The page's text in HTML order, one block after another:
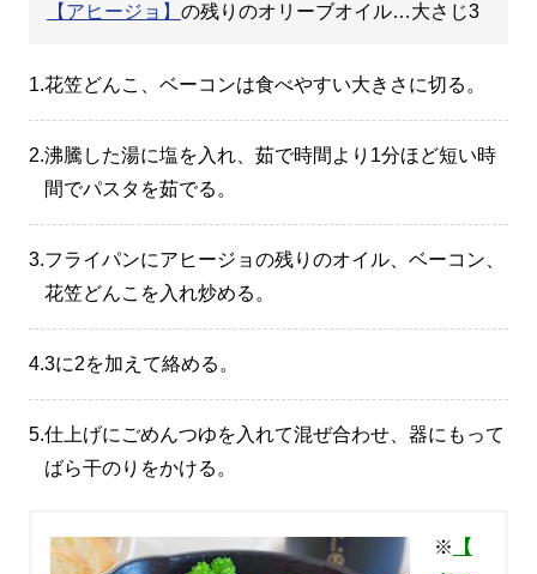
【アヒージョ】 の残りのオリーブオイル…大さじ3
1.花笠どんこ、ベーコンは食べやすい大きさに切る。
2.沸騰した湯に塩を入れ、茹で時間より1分ほど短い時
間でパスタを茹でる。
3.フライパンにアヒージョの残りのオイル、ベーコン、
花笠どんこを入れ炒める。
4.3に2を加えて絡める。
5.仕上げにごめんつゆを入れて混ぜ合わせ、器にもって
ばら干のりをかける。
※
【